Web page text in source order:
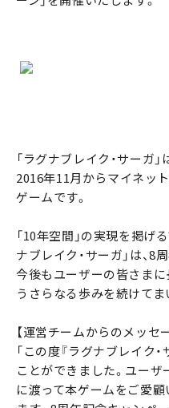
「ラグナブレイク・サーガ
2016年11月からマイネッ
ゲームです。
「10年空間」の実現を掲げ
ナブレイク・サーガ」は、8
今後もユーザーの皆さま
うさらなる歩みを続けてま
【運営チームからのメッセ
「この度『ラグナブレイク
ことができました。ユー
に渡って本ゲームをご愛